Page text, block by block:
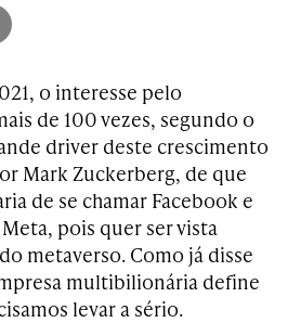
o interesse pelo
de 100 vezes, segundo o
driver deste crescimento
Mark Zuckerberg, de que
de se chamar Facebook e
pois quer ser vista
metaverso. Como já disse
multibilionária define
levar a sério.